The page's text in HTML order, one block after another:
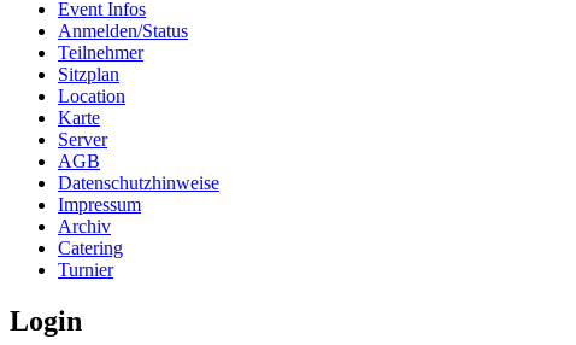
Event Infos
Anmelden/Status
Teilnehmer
Sitzplan
Location
Karte
Server
AGB
Datenschutzhinweise
Impressum
Archiv
Catering
Turnier
Login